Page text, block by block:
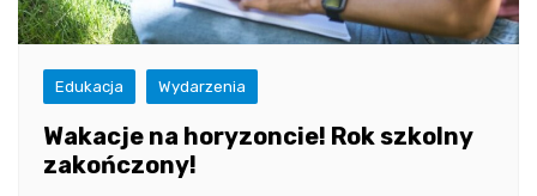
Edukacja Wydarzenia
Wakacje na horyzoncie! Rok szkolny
zakończony!